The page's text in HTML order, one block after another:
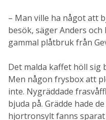
– Man ville ha något att
besök, säger Anders
gammal plåtbruk från
Det malda kaffet höll sig
Men någon frysbox att
inte. Nygräddade
bjuda på. Grädde hade
hjortronsylt fanns